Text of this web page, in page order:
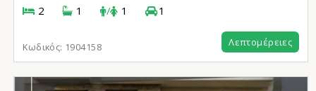
2
1 / 1 1
Κωδικός: 1904158 Λεπτομέρειες